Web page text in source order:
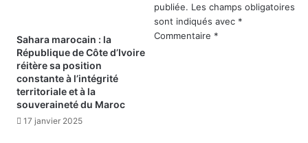
Sahara marocain : la
République de Côte d’Ivoire
réitère sa position
constante à l’intégrité
territoriale et à la
souveraineté du Maroc
17 janvier 2025
publiée. Les champs obligatoires
sont indiqués avec *
Commentaire *